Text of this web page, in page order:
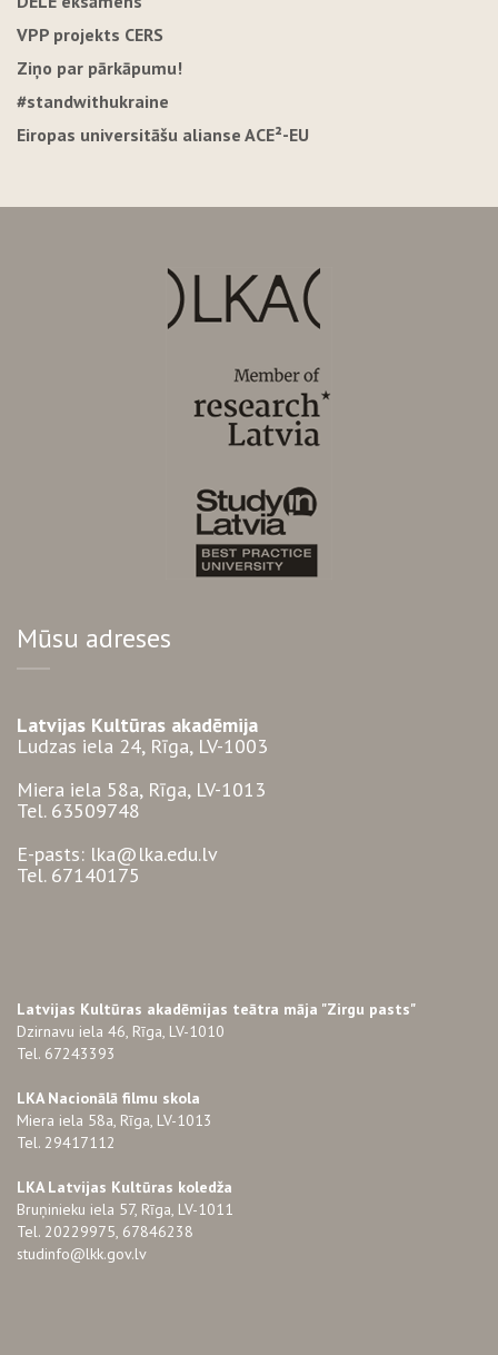
VPP projekts CERS
Ziņo par pārkāpumu!
#standwithukraine
Eiropas universitāšu alianse ACE²-EU
Mūsu adreses
Latvijas Kultūras akadēmija
Ludzas iela 24, Rīga, LV-1003
Miera iela 58a, Rīga, LV-1013
Tel. 63509748
E-pasts: lka@lka.edu.lv
Tel. 67140175
Latvijas Kultūras akadēmijas teātra māja "Zirgu pasts"
Dzirnavu iela 46, Rīga, LV-1010
Tel. 67243393
LKA Nacionālā filmu skola
Miera iela 58a, Rīga, LV-1013
Tel. 29417112
LKA Latvijas Kultūras koledža
Bruņinieku iela 57, Rīga, LV-1011
Tel. 20229975, 67846238
studinfo@lkk.gov.lv